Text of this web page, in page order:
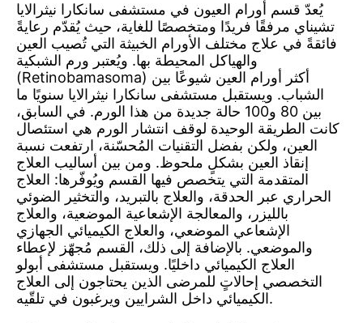
يُعدّ قسم أورام العيون في مستشفى سانكارا نيثرالايا
تشيناي مرفقًا فريدًا ومتخصصًا للغاية، حيث يُقدّم رعايةً
فائقةً في علاج مختلف الأورام الخبيثة التي تُصيب العين
والهياكل المحيطة بها. ويُعتبر ورم الشبكية
(Retinobamasoma) أكثر أورام العين شيوعًا بين
الشباب. ويستقبل مستشفى سانكارا نيثرالايا سنويًا ما
بين 80 و100 حالة جديدة من هذا الورم. في السابق،
كانت الطريقة الوحيدة لوقف انتشار الورم هي استئصال
العين، ولكن بفضل التقنيات المُحسّنة، ارتفعت نسبة
إنقاذ العين بشكلٍ ملحوظ. ومن بين أساليب العلاج
المتقدمة التي يتخصص فيها القسم ويُوفّرها: العلاج
الحراري عبر الحدقة، والعلاج بالتبريد، والتخثير الضوئي
بالليزر، والمعالجة الإشعاعية الموضعية، والعلاج
الإشعاعي الموضعي، والعلاج الكيميائي الجهازي
والموضعي. بالإضافة إلى ذلك، القسم مُجهّز لإعطاء
العلاج الكيميائي داخليًا. ويستقبل مستشفى أبولو
التخصصي إحالاتٍ للمرضى الذين يحتاجون إلى العلاج
الكيميائي داخل الشرايين ويرغبون في تلقّيه.